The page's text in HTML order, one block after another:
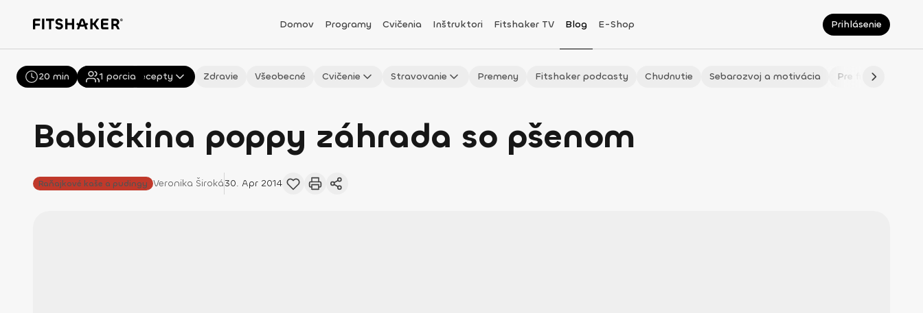
Domov Programy Cvičenia Inštruktori Fitshaker TV Blog E-Shop Prihlásenie
Všetky Recepty Zdravie Všeobecné Cvičenie Stravovanie Premeny Fitshaker podcasty Chudnutie Sebarozvoj a motivácia Pre fitmaminky
Babičkina poppy záhrada so pšenom
Raňajkové kaše a pudingy Veronika Široká30. Apr 2014
20 min 1 porcia